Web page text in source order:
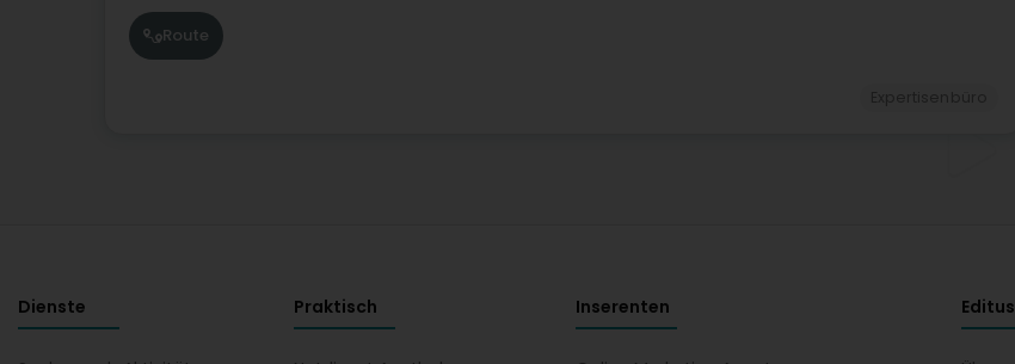
Route
Dienste Praktisch Inserenten Editus